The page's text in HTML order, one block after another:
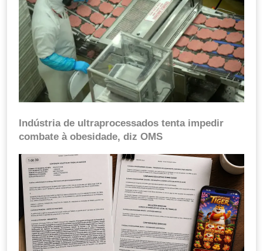
Indústria de ultraprocessados tenta impedir
combate à obesidade, diz OMS